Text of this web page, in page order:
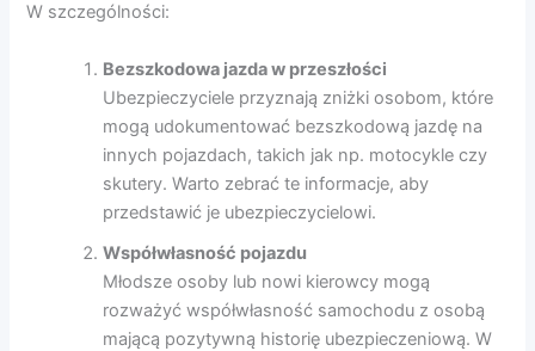
W szczególności:
Bezszkodowa jazda w przeszłości
Ubezpieczyciele przyznają zniżki osobom, które
mogą udokumentować bezszkodową jazdę na
innych pojazdach, takich jak np. motocykle czy
skutery. Warto zebrać te informacje, aby
przedstawić je ubezpieczycielowi.
Współwłasność pojazdu
Młodsze osoby lub nowi kierowcy mogą
rozważyć współwłasność samochodu z osobą
mającą pozytywną historię ubezpieczeniową. W